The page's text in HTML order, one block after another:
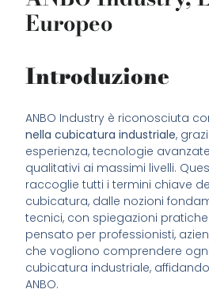
Europeo
Introduzione
ANBO Industry è riconosciuta
nella cubicatura industriale,
esperienza, tecnologie
qualitativi ai massimi livelli.
raccoglie tutti i termini chiave
cubicatura, dalle nozioni
tecnici, con spiegazioni
pensato per professionisti,
che vogliono comprendere
cubicatura industriale,
ANBO.